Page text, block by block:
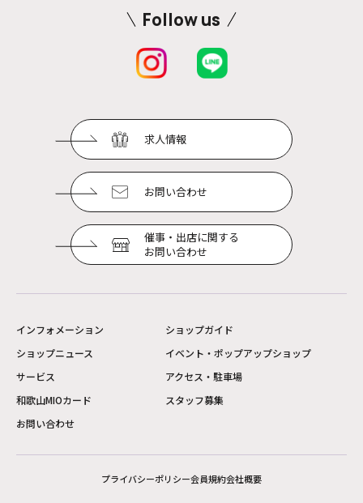
Follow us
求人情報
お問い合わせ
催事・出店に関する
お問い合わせ
インフォメーション
ショップガイド
ショップニュース
イベント・ポップアップショップ
サービス
アクセス・駐車場
和歌山MIOカード
スタッフ募集
お問い合わせ
プライバシーポリシー会員規約会社概要